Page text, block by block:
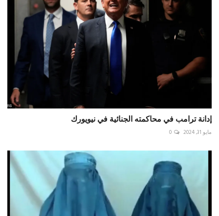
إدانة ترامب في محاكمته الجنائية في نيويورك
مايو 31, 2024 0